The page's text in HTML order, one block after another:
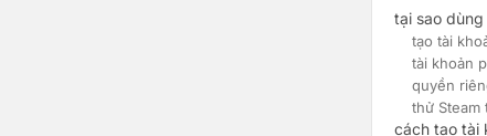
tại sao
tạo tài
tài khoản
quyền
thử Steam
cách tạo tài